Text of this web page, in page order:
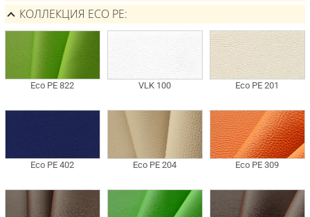
КОЛЛЕКЦИЯ ECO PE